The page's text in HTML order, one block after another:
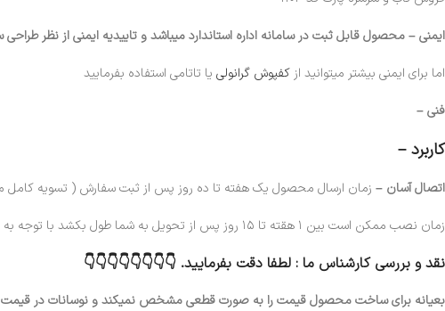
ایمنی –محصول قابل ثبت در سامانه اداره استاندارد میباشد و تاییدیه ایمنی از نظر
اما برای ایمنی بیشتر میتوانید از کفپوش گرانولی یا تاتامی استفاده بفرمایید
فنی –
کاربرد –
اتصال آسان – زمان ارسال محصول یک هفته تا ده روز پس از ثبت سفارش ( تسویه کامل
زمان نصب ممکن است بین ۱ هقته تا ۱۵ روز پس از تحویل به شما طول بکشد با توجه به تعداد نصابان در کشور.
نقد و بررسی کارشناس ما : لطفا دقت بفرمایید. 👇👇👇👇👇👇👇👇
بعیانه برای ساخت محصول قیمت را به صورت قطعی مشخص نمیکند و نوسانات در قیمت ها